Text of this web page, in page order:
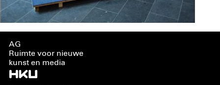
AG
Ruimte voor nieuwe
kunst en media